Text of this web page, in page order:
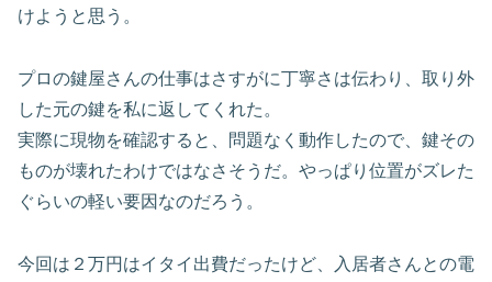
けようと思う。
プロの鍵屋さんの仕事はさすがに丁寧さは伝わり、取り外
した元の鍵を私に返してくれた。
実際に現物を確認すると、問題なく動作したので、鍵その
ものが壊れたわけではなさそうだ。やっぱり位置がズレた
ぐらいの軽い要因なのだろう。
今回は２万円はイタイ出費だったけど、入居者さんとの電